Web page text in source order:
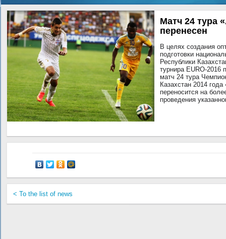
Матч 24 тура
перенесен
В целях создания
подготовки
Республики
турнира EURO-2016
матч 24 тура
Казахстан 2014
переносится на
проведения
< To the list of news